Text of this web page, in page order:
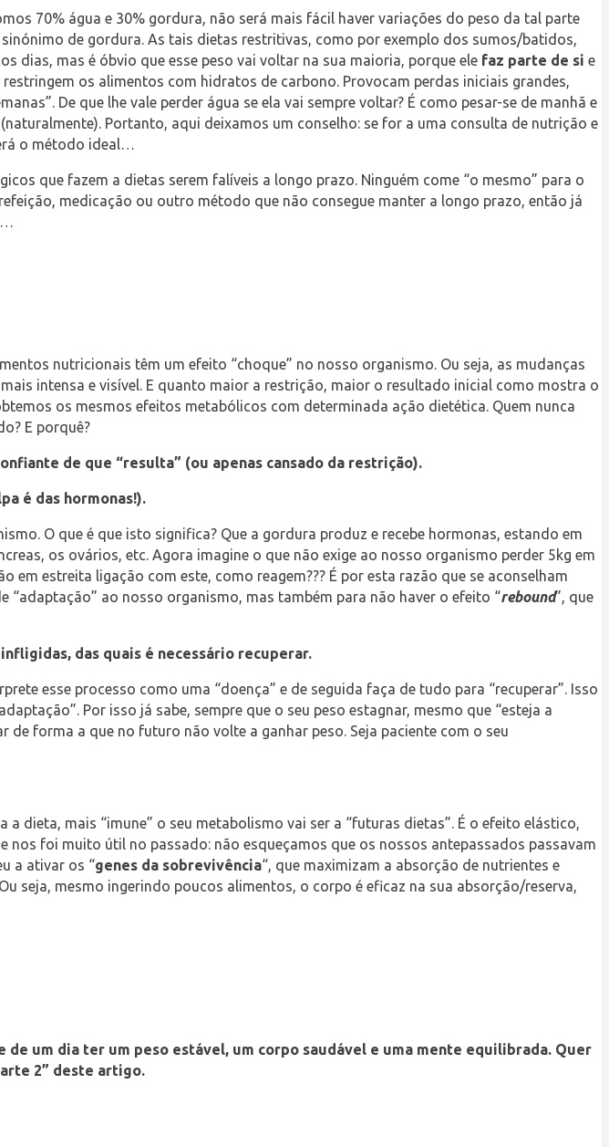
70% água e 30% gordura, não será mais fácil haver variações do peso da tal parte
sinónimo de gordura. As tais dietas restritivas, como por exemplo dos sumos/batidos,
dias, mas é óbvio que esse peso vai voltar na sua maioria, porque ele faz parte de si e
os alimentos com hidratos de carbono. Provocam perdas iniciais grandes,
De que lhe vale perder água se ela vai sempre voltar? É como pesar-se de manhã e
Portanto, aqui deixamos um conselho: se for a uma consulta de nutrição e
o método ideal…
que fazem a dietas serem falíveis a longo prazo. Ninguém come “o mesmo” para o
medicação ou outro método que não consegue manter a longo prazo, então já
nutricionais têm um efeito “choque” no nosso organismo. Ou seja, as mudanças
intensa e visível. E quanto maior a restrição, maior o resultado inicial como mostra o
os mesmos efeitos metabólicos com determinada ação dietética. Quem nunca
E porquê?
de que “resulta” (ou apenas cansado da restrição).
é das hormonas!).
O que é que isto significa? Que a gordura produz e recebe hormonas, estando em
os ovários, etc. Agora imagine o que não exige ao nosso organismo perder 5kg em
estreita ligação com este, como reagem??? É por esta razão que se aconselham
“adaptação” ao nosso organismo, mas também para não haver o efeito “rebound”, que
das quais é necessário recuperar.
esse processo como uma “doença” e de seguida faça de tudo para “recuperar”. Isso
Por isso já sabe, sempre que o seu peso estagnar, mesmo que “esteja a
forma a que no futuro não volte a ganhar peso. Seja paciente com o seu
dieta, mais “imune” o seu metabolismo vai ser a “futuras dietas”. É o efeito elástico,
foi muito útil no passado: não esqueçamos que os nossos antepassados passavam
a ativar os “genes da sobrevivência“, que maximizam a absorção de nutrientes e
seja, mesmo ingerindo poucos alimentos, o corpo é eficaz na sua absorção/reserva,
um dia ter um peso estável, um corpo saudável e uma mente equilibrada. Quer
2” deste artigo.